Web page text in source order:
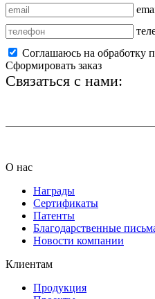
Соглашаюсь на обработку
Сформировать заказ
Связаться с нами:
О нас
Награды
Сертификаты
Патенты
Благодарственные
Новости компании
Клиентам
Продукция